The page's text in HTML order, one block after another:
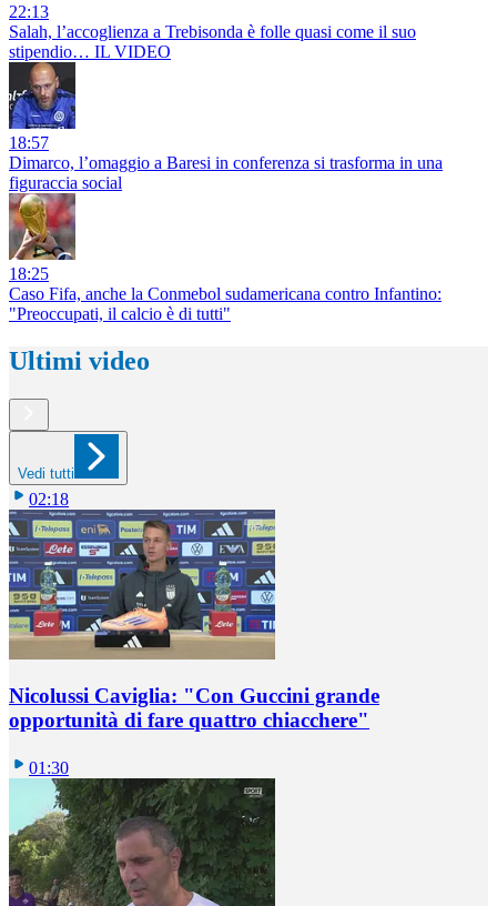
22:13
Salah, l’accoglienza a Trebisonda è folle quasi come il suo
stipendio… IL VIDEO
18:57
Dimarco, l’omaggio a Baresi in conferenza si trasforma in una
figuraccia social
18:25
Caso Fifa, anche la Conmebol sudamericana contro Infantino:
"Preoccupati, il calcio è di tutti"
Ultimi video
Vedi tutti
02:18
Nicolussi Caviglia: "Con Guccini grande
opportunità di fare quattro chiacchere"
01:30